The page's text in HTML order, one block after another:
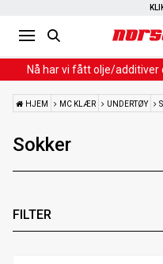
Nå har vi fått olje/
HJEM MC KLÆR UNDERTØY
Sokker
FILTER